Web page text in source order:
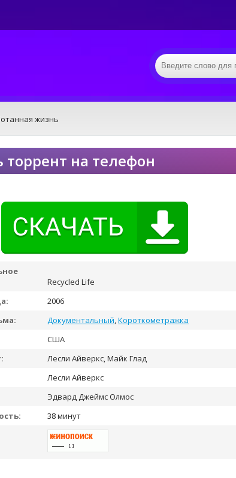
жизнь
на телефон
Recycled Life
2006
Документальный,Короткометражка
США
Лесли Айверкс, Майк Глад
Лесли Айверкс
Эдвард Джеймс Олмос
38 минут